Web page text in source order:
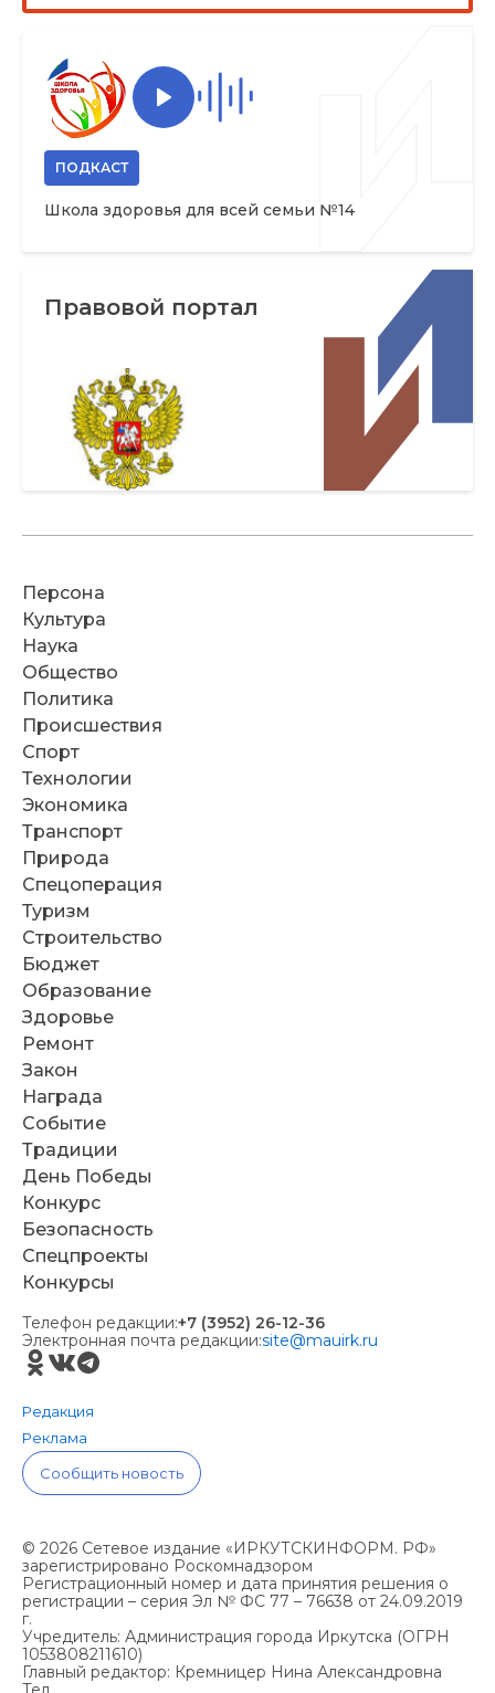
ПОДКАСТ
Школа здоровья для всей семьи №14
Правовой портал
Персона
Культура
Наука
Общество
Политика
Происшествия
Спорт
Технологии
Экономика
Транспорт
Природа
Спецоперация
Туризм
Строительство
Бюджет
Образование
Здоровье
Ремонт
Закон
Награда
Событие
Традиции
День Победы
Конкурс
Безопасность
Спецпроекты
Конкурсы
Телефон редакции:+7 (3952) 26-12-36
Электронная почта редакции:site@mauirk.ru
Редакция
Реклама
Сообщить новость
© 2026 Сетевое издание «ИРКУТСКИНФОРМ. РФ»
зарегистрировано Роскомнадзором
Регистрационный номер и дата принятия решения о
регистрации – серия Эл № ФС 77 – 76638 от 24.09.2019
г.
Учредитель: Администрация города Иркутска (ОГРН
1053808211610)
Главный редактор: Кремницер Нина Александровна